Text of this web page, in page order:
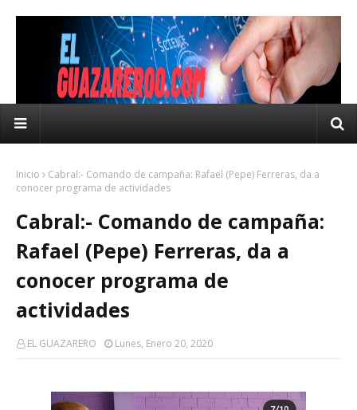
Inicio
Cabral:- Comando de campaña: Rafael (Pepe) Ferreras, da a
conocer programa de actividades
Cabral:- Comando de campaña:
Rafael (Pepe) Ferreras, da a
conocer programa de
actividades
EL GUAZARERO Lunes, Enero 20, 2020